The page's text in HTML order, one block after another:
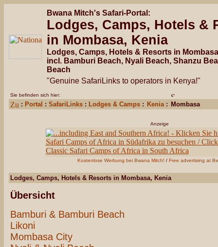
Bwana Mitch's Safari-Portal:
Lodges, Camps, Hotels &
in Mombasa, Kenia
Lodges, Camps, Hotels & Resorts in
incl. Bamburi Beach, Nyali Beach, Shanzu
Beach
"Genuine SafariLinks to operators in Kenya!"
Sie befinden sich hier:
: Portal : SafariLinks : Lodges & Camps : Kenia: Mombasa
Anzeige
Kostenlose Werbung bei Bwana Mitch! / Free advertising at
Lodges, Camps, Hotels & Resorts in Mombasa, Kenia
Übersicht
Bamburi & Bamburi Beach
Likoni
Mombasa City